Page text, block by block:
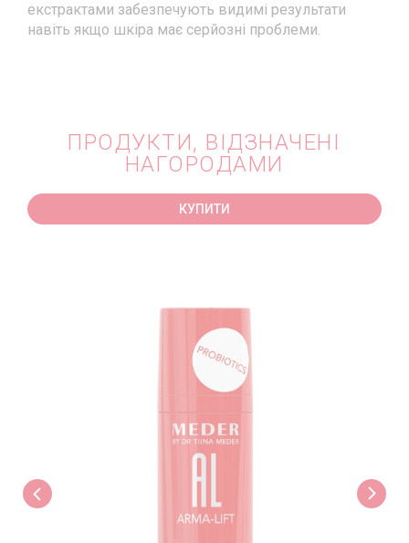
екстрактами забезпечують видимі результати
навіть якщо шкіра має серйозні проблеми.
ПРОДУКТИ, ВІДЗНАЧЕНІ
НАГОРОДАМИ
КУПИТИ